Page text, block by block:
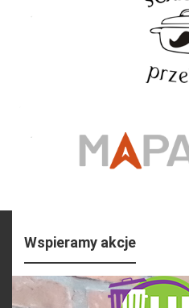
Wspieramy akcje